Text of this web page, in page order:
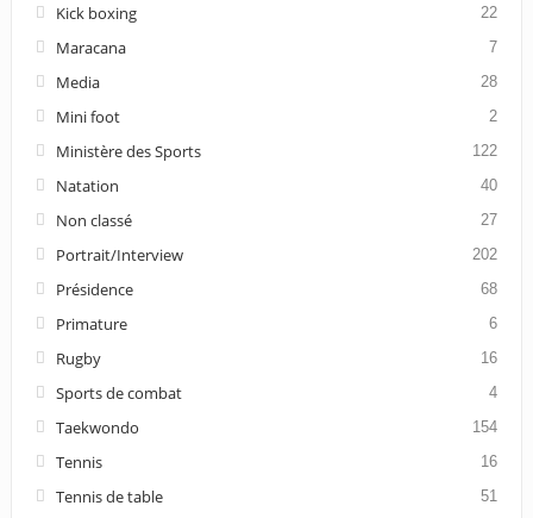
Kick boxing 22
Maracana 7
Media 28
Mini foot 2
Ministère des Sports 122
Natation 40
Non classé 27
Portrait/Interview 202
Présidence 68
Primature 6
Rugby 16
Sports de combat 4
Taekwondo 154
Tennis 16
Tennis de table 51